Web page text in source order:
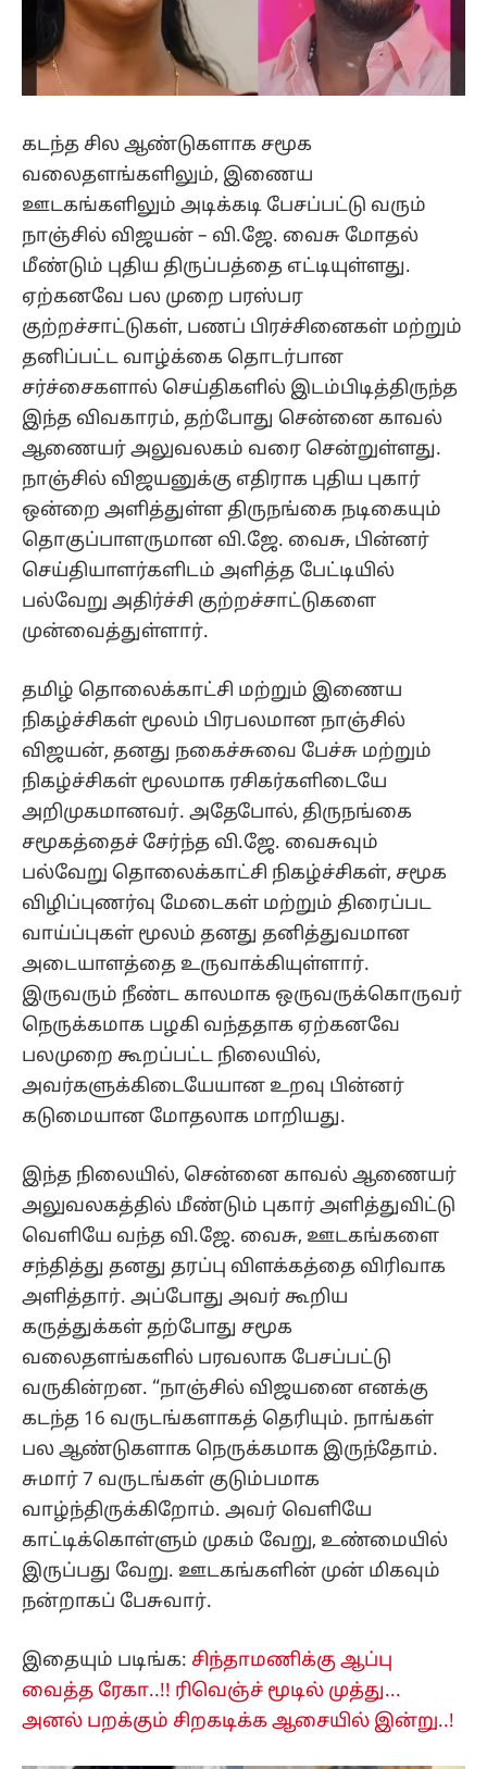
கடந்த சில ஆண்டுகளாக சமூக
வலைதளங்களிலும், இணைய
ஊடகங்களிலும் அடிக்கடி பேசப்பட்டு வரும்
நாஞ்சில் விஜயன் – வி.ஜே. வைசு மோதல்
மீண்டும் புதிய திருப்பத்தை எட்டியுள்ளது.
ஏற்கனவே பல முறை பரஸ்பர
குற்றச்சாட்டுகள், பணப் பிரச்சினைகள் மற்றும்
தனிப்பட்ட வாழ்க்கை தொடர்பான
சர்ச்சைகளால் செய்திகளில் இடம்பிடித்திருந்த
இந்த விவகாரம், தற்போது சென்னை காவல்
ஆணையர் அலுவலகம் வரை சென்றுள்ளது.
நாஞ்சில் விஜயனுக்கு எதிராக புதிய புகார்
ஒன்றை அளித்துள்ள திருநங்கை நடிகையும்
தொகுப்பாளருமான வி.ஜே. வைசு, பின்னர்
செய்தியாளர்களிடம் அளித்த பேட்டியில்
பல்வேறு அதிர்ச்சி குற்றச்சாட்டுகளை
முன்வைத்துள்ளார்.
தமிழ் தொலைக்காட்சி மற்றும் இணைய
நிகழ்ச்சிகள் மூலம் பிரபலமான நாஞ்சில்
விஜயன், தனது நகைச்சுவை பேச்சு மற்றும்
நிகழ்ச்சிகள் மூலமாக ரசிகர்களிடையே
அறிமுகமானவர். அதேபோல், திருநங்கை
சமூகத்தைச் சேர்ந்த வி.ஜே. வைசுவும்
பல்வேறு தொலைக்காட்சி நிகழ்ச்சிகள், சமூக
விழிப்புணர்வு மேடைகள் மற்றும் திரைப்பட
வாய்ப்புகள் மூலம் தனது தனித்துவமான
அடையாளத்தை உருவாக்கியுள்ளார்.
இருவரும் நீண்ட காலமாக ஒருவருக்கொருவர்
நெருக்கமாக பழகி வந்ததாக ஏற்கனவே
பலமுறை கூறப்பட்ட நிலையில்,
அவர்களுக்கிடையேயான உறவு பின்னர்
கடுமையான மோதலாக மாறியது.
இந்த நிலையில், சென்னை காவல் ஆணையர்
அலுவலகத்தில் மீண்டும் புகார் அளித்துவிட்டு
வெளியே வந்த வி.ஜே. வைசு, ஊடகங்களை
சந்தித்து தனது தரப்பு விளக்கத்தை விரிவாக
அளித்தார். அப்போது அவர் கூறிய
கருத்துக்கள் தற்போது சமூக
வலைதளங்களில் பரவலாக பேசப்பட்டு
வருகின்றன. “நாஞ்சில் விஜயனை எனக்கு
கடந்த 16 வருடங்களாகத் தெரியும். நாங்கள்
பல ஆண்டுகளாக நெருக்கமாக இருந்தோம்.
சுமார் 7 வருடங்கள் குடும்பமாக
வாழ்ந்திருக்கிறோம். அவர் வெளியே
காட்டிக்கொள்ளும் முகம் வேறு, உண்மையில்
இருப்பது வேறு. ஊடகங்களின் முன் மிகவும்
நன்றாகப் பேசுவார்.
இதையும் படிங்க: சிந்தாமணிக்கு ஆப்பு
வைத்த ரேகா..!! ரிவெஞ்ச் மூடில் முத்து...
அனல் பறக்கும் சிறகடிக்க ஆசையில் இன்று..!